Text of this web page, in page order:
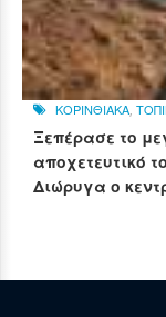
ΚΟΡΙΝΘΙΑΚΑ
Ξεπέρασε το
αποχετευτικό
Διώρυγα ο